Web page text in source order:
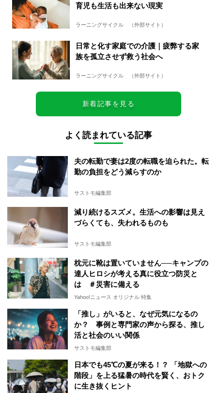
育児も生活も出来ない現実
ラーニングサイクル （外部サイト）
日常と化す家庭での介護｜疲弊する家
族を孤立させず救う社会へ
ラーニングサイクル （外部サイト）
新着記事を見る
よく読まれている記事
夫の転勤で妻は2度の転職を迫られた。転
勤の負担をどう減らすのか
サストモ編集部
減り続けるスズメ。生活への影響は見え
づらくても、失われるものも
サストモ編集部
枕元に靴は置いていません──キャンプの
達人ヒロシが考える真に役立つ防災と
は ＃災害に備える
Yahoo!ニュース オリジナル 特集
「推し」がいると、なぜ元気になるの
か？ 事例と専門家の声から探る、推し
活と社会のいい関係
サストモ編集部
日本でも45℃の夏が来る！？ 「地獄への
階段」を上る猛暑の時代を賢く、おトク
に生き抜くヒント